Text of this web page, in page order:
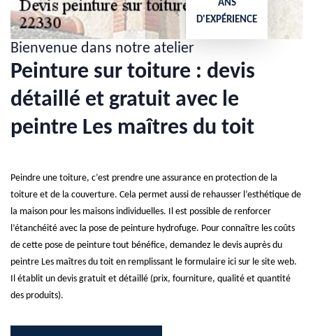
ANS
D'EXPÉRIENCE
Bienvenue dans notre atelier
Peinture sur toiture : devis
détaillé et gratuit avec le
peintre Les maîtres du toit
Peindre une toiture, c’est prendre une assurance en protection de la
toiture et de la couverture. Cela permet aussi de rehausser l’esthétique de
la maison pour les maisons individuelles. Il est possible de renforcer
l’étanchéité avec la pose de peinture hydrofuge. Pour connaître les coûts
de cette pose de peinture tout bénéfice, demandez le devis auprès du
peintre Les maîtres du toit en remplissant le formulaire ici sur le site web.
Il établit un devis gratuit et détaillé (prix, fourniture, qualité et quantité
des produits).